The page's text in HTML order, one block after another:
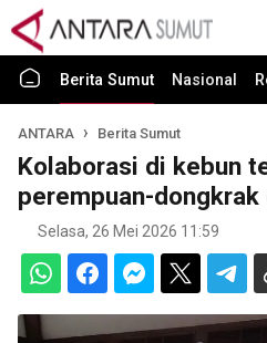
Berita Sumut Nasional
ANTARA Berita Sumut
Kolaborasi di kebun
perempuan-dongkrak
Selasa, 26 Mei 2026 11:59